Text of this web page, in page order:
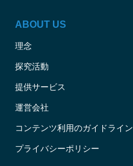
ABOUT US
理念
探究活動
提供サービス
運営会社
コンテンツ利用のガイドライン
プライバシーポリシー